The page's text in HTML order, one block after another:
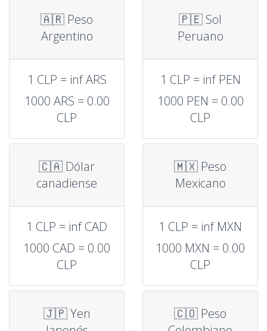
🇦🇷 Peso
Argentino
1 CLP = inf ARS
1000 ARS = 0.00
CLP
🇵🇪 Sol
Peruano
1 CLP = inf PEN
1000 PEN = 0.00
CLP
🇨🇦 Dólar
canadiense
1 CLP = inf CAD
1000 CAD = 0.00
CLP
🇲🇽 Peso
Mexicano
1 CLP = inf MXN
1000 MXN = 0.00
CLP
🇯🇵 Yen
🇨🇴 Peso